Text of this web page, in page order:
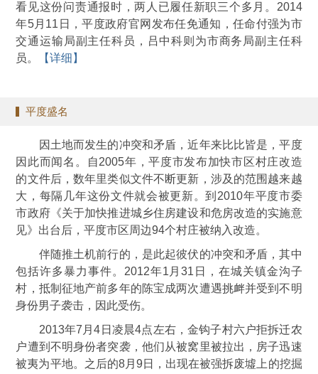
看见这份问责通报时，两人已履任新职三个多月。2014
年5月11日，平度政府官网发布任免通知，任命付强为市
交通运输局副主任科员，吕中科则为市商务局副主任科
员。
【详细】
平度盛名
因土地而发生的冲突和矛盾，近年来比比皆是，平度
因此而闻名。自2005年，平度市发布加快市区村庄改造
的文件后，数年里类似文件不断更新，涉及的范围越来越
大，每隔几年这份文件就会被更新。到2010年平度市委
市政府《关于加快推进城乡住房建设和危房改造的实施意
见》出台后，平度市区周边94个村庄被纳入改造。
伴随推土机前行的，是此起彼伏的冲突和矛盾，其中
包括许多暴力事件。2012年1月31日，在城关镇金沟子
村，抵制征地产前多年的陈宝成两次遭遇挑衅并受到不明
身份男子袭击，因此受伤。
2013年7月4日凌晨4点左右，金钩子村六户拒拆迁农
户遭到不明身份者突袭，他们从被窝里被拉出，房子迅速
被夷为平地。之后的8月9日，出现在被强拆废墟上的挖掘